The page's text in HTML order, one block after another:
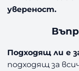
увереност.
Подходящ ли е
подходящ за